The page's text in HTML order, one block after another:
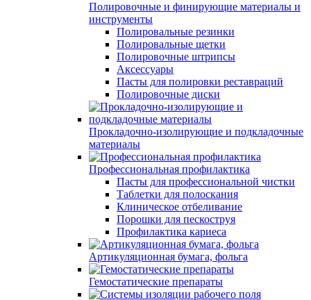
Полировочные и финирующие материалы и
инструменты
Полировальные резинки
Полировальные щетки
Полировочные штрипсы
Аксессуары
Пасты для полировки реставраций
Полировочные диски
Прокладочно-изолирующие и подкладочные
материалы
Профессиональная профилактика
Пасты для профессиональной чистки
Таблетки для полоскания
Клиническое отбеливание
Порошки для пескоструя
Профилактика кариеса
Артикуляционная бумага, фольга
Гемостатические препараты